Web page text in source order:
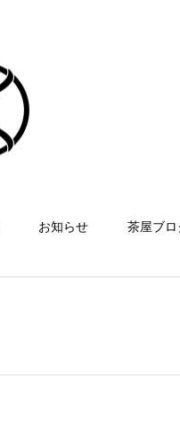
お知らせ 茶屋ブロ